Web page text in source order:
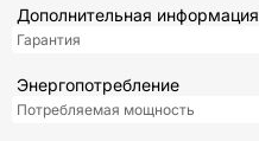
Дополнительная информация
Гарантия
Энергопотребление
Потребляемая мощность